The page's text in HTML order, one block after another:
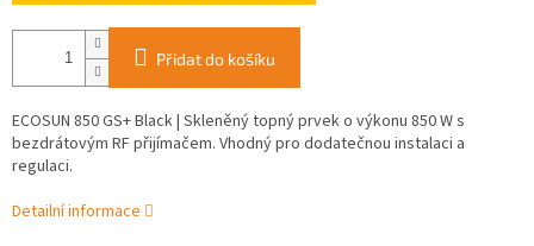
Přidat do košíku
ECOSUN 850 GS+ Black | Skleněný topný prvek o výkonu 850 W s
bezdrátovým RF přijímačem. Vhodný pro dodatečnou instalaci a
regulaci.
Detailní informace